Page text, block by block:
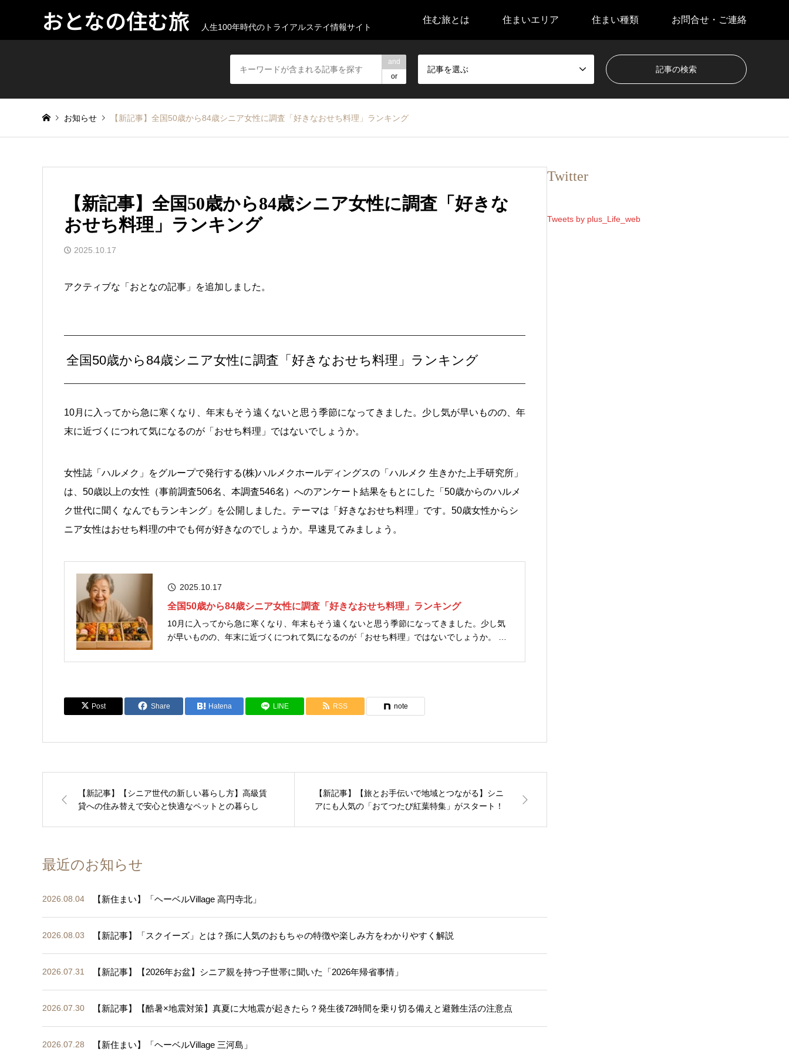
おとなの住む旅 人生100年時代のトライアルステイ情報サイト
住む旅とは 住まいエリア 住まい種類 お問合せ・ご連絡
and
or
記事を選ぶ
お知らせ 【新記事】全国50歳から84歳シニア女性に調査「好きなおせち料理」ランキング
【新記事】全国50歳から84歳シニア女性に調査「好きな
おせち料理」ランキング
2025.10.17
アクティブな「おとなの記事」を追加しました。
全国50歳から84歳シニア女性に調査「好きなおせち料理」ランキング
10月に入ってから急に寒くなり、年末もそう遠くないと思う季節になってきました。少し気が早いものの、年
末に近づくにつれて気になるのが「おせち料理」ではないでしょうか。
女性誌「ハルメク」をグループで発行する(株)ハルメクホールディングスの「ハルメク 生きかた上手研究所」
は、50歳以上の女性（事前調査506名、本調査546名）へのアンケート結果をもとにした「50歳からのハルメ
ク世代に聞く なんでもランキング」を公開しました。テーマは「好きなおせち料理」です。50歳女性からシ
ニア女性はおせち料理の中でも何が好きなのでしょうか。早速見てみましょう。
2025.10.17
全国50歳から84歳シニア女性に調査「好きなおせち料理」ランキング
10月に入ってから急に寒くなり、年末もそう遠くないと思う季節になってきました。少し気
が早いものの、年末に近づくにつれて気になるのが「おせち料理」ではないでしょうか。 女
上手研究所」は、50歳以上の女性（...
Post Share Hatena LINE RSS note
【新記事】【シニア世代の新しい暮らし方】高級賃
貸への住み替えで安心と快適なペットとの暮らし
【新記事】【旅とお手伝いで地域とつながる】シニ
アにも人気の「おてつたび紅葉特集」がスタート！
最近のお知らせ
2026.08.04 【新住まい】「ヘーベルVillage 高円寺北」
2026.08.03 【新記事】「スクイーズ」とは？孫に人気のおもちゃの特徴や楽しみ方をわかりやすく解説
2026.07.31 【新記事】【2026年お盆】シニア親を持つ子世帯に聞いた「2026年帰省事情」
2026.07.30 【新記事】【酷暑×地震対策】真夏に大地震が起きたら？発生後72時間を乗り切る備えと避難生活の注意点
2026.07.28 【新住まい】「ヘーベルVillage 三河島」
Twitter
Tweets by plus_Life_web